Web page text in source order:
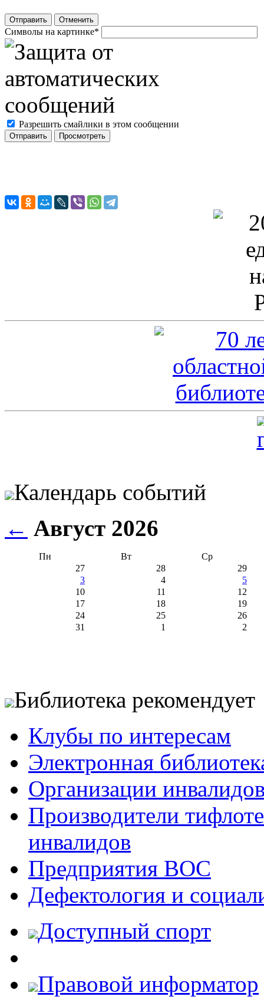
Отправить Отменить
Символы на картинке*
Разрешить смайлики в этом сообщении
Календарь событий
← Август 2026
Пн Вт
Ср
27
28
29
3
4
5
10
11
12
17
18
19
24
25
26
31
1 2
Библиотека рекомендует
Клубы по интересам
Электронная
Организации
Производители
инвалидов
Предприятия ВОС
Дефектология и
Доступный спорт
Правовой информатор